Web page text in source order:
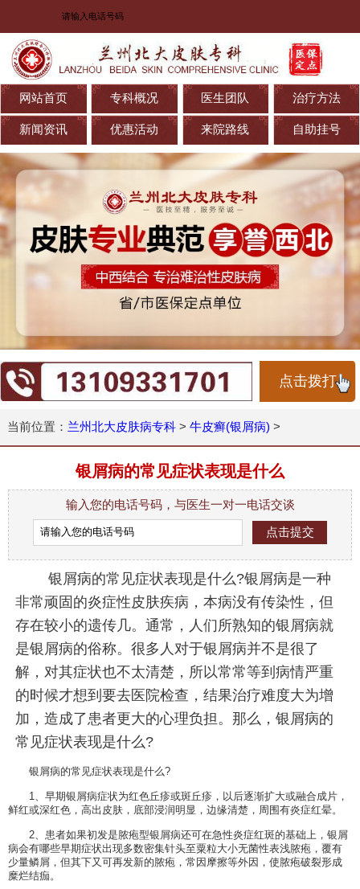
网站首页 专科概况 医生团队 治疗方法
新闻资讯 优惠活动 来院路线 自助挂号
点击拨打
当前位置： 兰州北大皮肤病专科> 牛皮癣(银屑病) >
银屑病的常见症状表现是什么
输入您的电话号码，与医生一对一电话交谈
银屑病的常见症状表现是什么?银屑病是一种
非常顽固的炎症性皮肤疾病，本病没有传染性，但
存在较小的遗传几。通常，人们所熟知的银屑病就
是银屑病的俗称。很多人对于银屑病并不是很了
解，对其症状也不太清楚，所以常常等到病情严重
的时候才想到要去医院检查，结果治疗难度大为增
加，造成了患者更大的心理负担。那么，银屑病的
常见症状表现是什么?
银屑病的常见症状表现是什么?
1、早期银屑病症状为红色丘疹或斑丘疹，以后逐渐扩大或融合成片，
鲜红或深红色，高出皮肤，底部浸润明显，边缘清楚，周围有炎症红晕。
2、患者如果初发是脓疱型银屑病还可在急性炎症红斑的基础上，银屑
病会有哪些早期症状出现多数密集针头至粟粒大小无菌性表浅脓疱，覆有
少量鳞屑，但其下又可再发新的脓疱，常因摩擦等外因，使脓疱破裂形成
糜烂结痂。